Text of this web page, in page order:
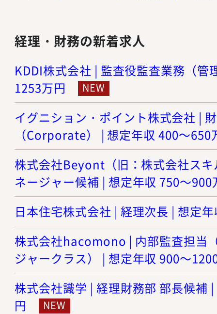
経理・財務の新着求人
KDDI株式会社 | 監査役監査業務（管
1253万円
イグニション・ポイント株式会社 |
（Corporate） | 想定年収 400～650
株式会社Beyont（旧：株式会社ス
ネージャー候補 | 想定年収 750～900
日本住宅株式会社 | 経理次長 | 想定
株式会社hacomono | 内部監査担当
ジャークラス） | 想定年収 900～
株式会社識学 | 経理財務部 部長候補
円